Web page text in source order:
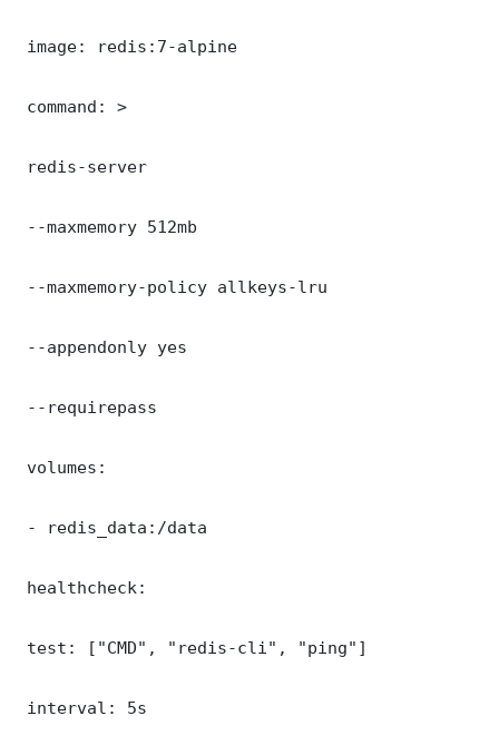
image: redis:7-alpine
command: >
redis-server
--maxmemory 512mb
--maxmemory-policy allkeys-lru
--appendonly yes
--requirepass
volumes:
- redis_data:/data
healthcheck:
test: ["CMD", "redis-cli", "ping"]
interval: 5s